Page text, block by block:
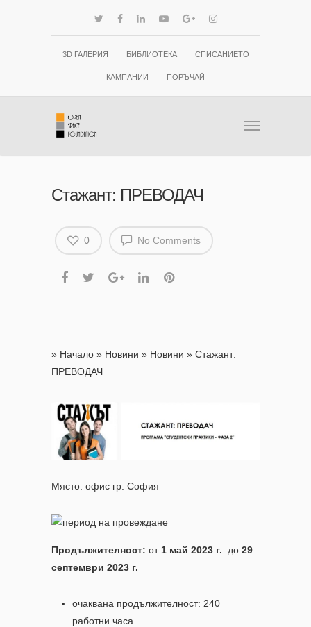
3D ГАЛЕРИЯ БИБЛИОТЕКА СПИСАНИЕТО
КАМПАНИИ ПОРЪЧАЙ
Стажант: ПРЕВОДАЧ
No Comments
0
» Начало » Новини » Новини » Стажант:
ПРЕВОДАЧ
Място: офис гр. София
Продължителност: от 1 май 2023 г. до 29
септември 2023 г.
очаквана продължителност: 240
работни часа